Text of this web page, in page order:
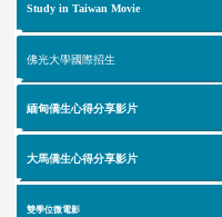
Study in Taiwan Movie
佛光大學國際招生
緬甸僑生心得分享影片
大馬僑生心得分享影片
雙學位微電影